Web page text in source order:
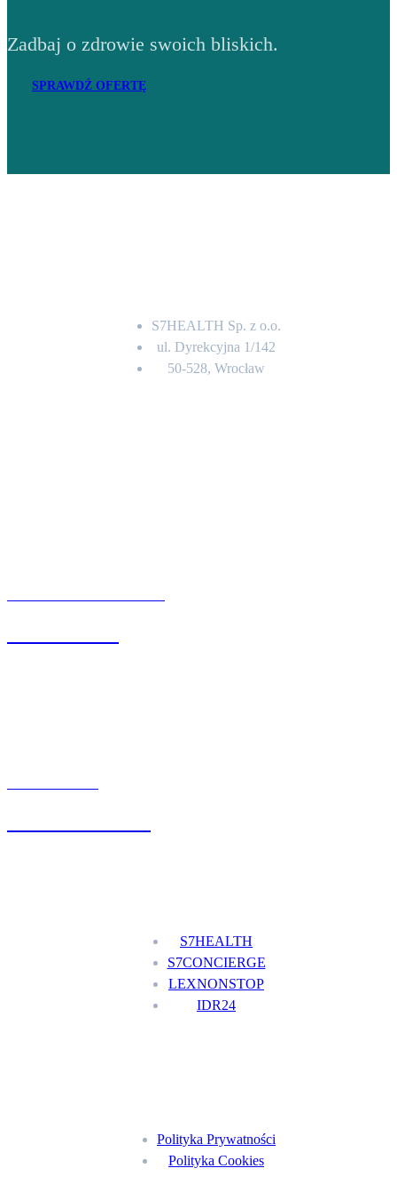
Zadbaj o zdrowie swoich bliskich.
SPRAWDŹ OFERTĘ
S7HEALTH Sp. z o.o.
ul. Dyrekcyjna 1/142
50-528, Wrocław
S7HEALTH
S7CONCIERGE
LEXNONSTOP
IDR24
Polityka Prywatności
Polityka Cookies